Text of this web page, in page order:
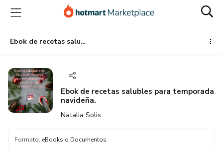
principal
página
de
página
Ebok de recetas salubles para temporada navideña.
Ebok de recetas salubles para temporada
navideña.
Natalia Solis
Formato: eBooks o Documentos